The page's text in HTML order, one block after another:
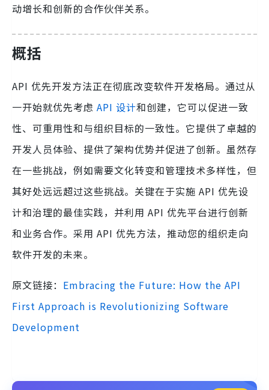
动增长和创新的合作伙伴关系。
概括
API 优先开发方法正在彻底改变软件开发格局。通过从
一开始就优先考虑 API 设计和创建，它可以促进一致
性、可重用性和与组织目标的一致性。它提供了卓越的
开发人员体验、提供了架构优势并促进了创新。虽然存
在一些挑战，例如需要文化转变和管理技术多样性，但
其好处远远超过这些挑战。关键在于实施 API 优先设
计和治理的最佳实践，并利用 API 优先平台进行创新
和业务合作。采用 API 优先方法，推动您的组织走向
软件开发的未来。
原文链接： Embracing the Future: How the API
First Approach is Revolutionizing Software
Development